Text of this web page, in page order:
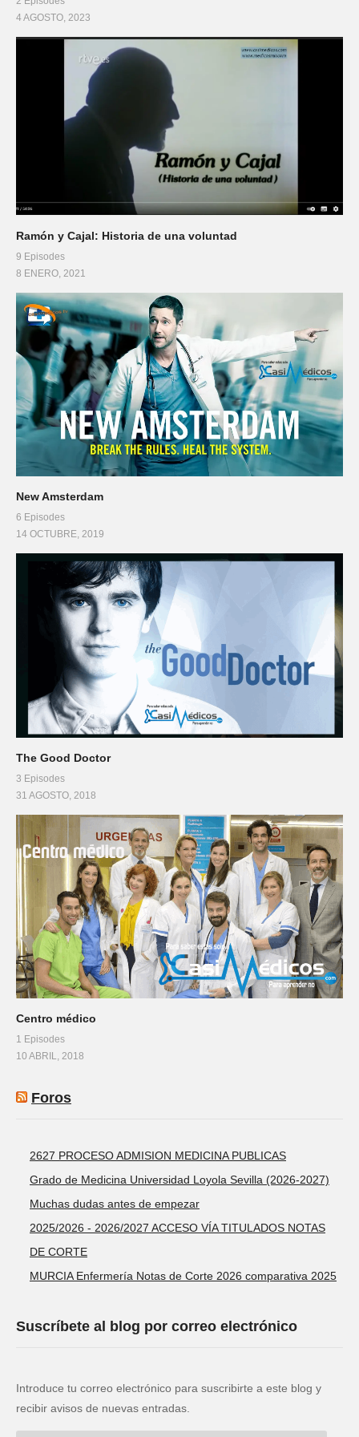
4 AGOSTO, 2023
Ramón y Cajal: Historia de una voluntad
9 Episodes
8 ENERO, 2021
New Amsterdam
6 Episodes
14 OCTUBRE, 2019
The Good Doctor
3 Episodes
31 AGOSTO, 2018
Centro médico
1 Episodes
10 ABRIL, 2018
Foros
2627 PROCESO ADMISION MEDICINA PUBLICAS
Grado de Medicina Universidad Loyola Sevilla (2026-2027)
Muchas dudas antes de empezar
2025/2026 - 2026/2027 ACCESO VÍA TITULADOS NOTAS
DE CORTE
MURCIA Enfermería Notas de Corte 2026 comparativa 2025
Suscríbete al blog por correo electrónico
Introduce tu correo electrónico para suscribirte a este blog y
recibir avisos de nuevas entradas.